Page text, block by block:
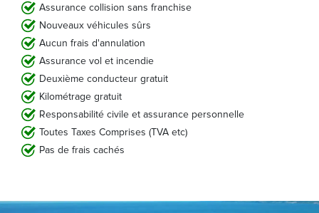
Assurance collision sans franchise
Nouveaux véhicules sûrs
Aucun frais d'annulation
Assurance vol et incendie
Deuxième conducteur gratuit
Kilométrage gratuit
Responsabilité civile et assurance personnelle
Toutes Taxes Comprises (TVA etc)
Pas de frais cachés